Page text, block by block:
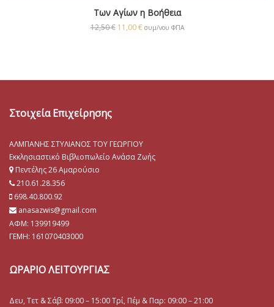
Των Αγίων η Βοήθεια
12,50€ 11,00€ συμ/νου ΦΠΑ
Στοιχεία Επιχείρησης
ΑΛΜΠΑΝΗΣ ΣΤΥΛΙΑΝΟΣ ΤΟΥ ΓΕΩΡΓΙΟΥ
Εκκλησιαστικό Βιβλιοπωλείο Ανάσα Ζωής
Πεντέλης 26 Αμαρούσιο
210.61.28.356
698.40.800.92
anasazwis@gmail.com
ΑΦΜ: 139919499
ΓΕΜΗ: 161070403000
ΩΡΑΡΙΟ ΛΕΙΤΟΥΡΓΙΑΣ
Δευ, Τετ & Σάβ: 09:00 – 15:00 Τρί, Πέμ & Παρ: 09:00 – 21:00